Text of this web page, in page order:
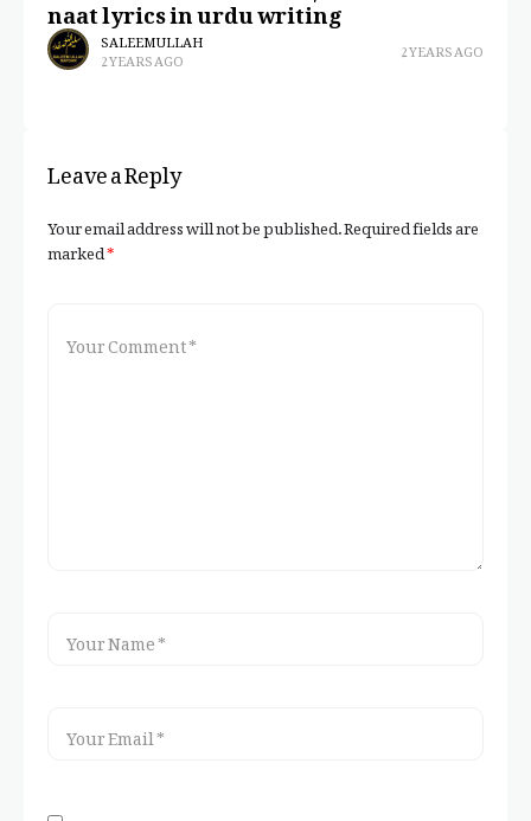
SALEEM ULLAH
2 YEARS AGO 2 YEARS AGO
Leave a Reply
Your email address will not be published.Required fields are
marked*